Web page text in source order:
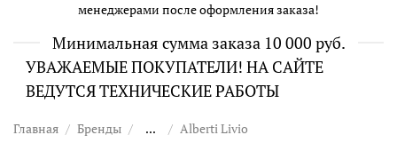
менеджерами после оформления заказа!
Минимальная сумма заказа 10 000 руб.
УВАЖАЕМЫЕ ПОКУПАТЕЛИ! НА САЙТЕ
ВЕДУТСЯ ТЕХНИЧЕСКИЕ РАБОТЫ
Главная Бренды ... Alberti Livio